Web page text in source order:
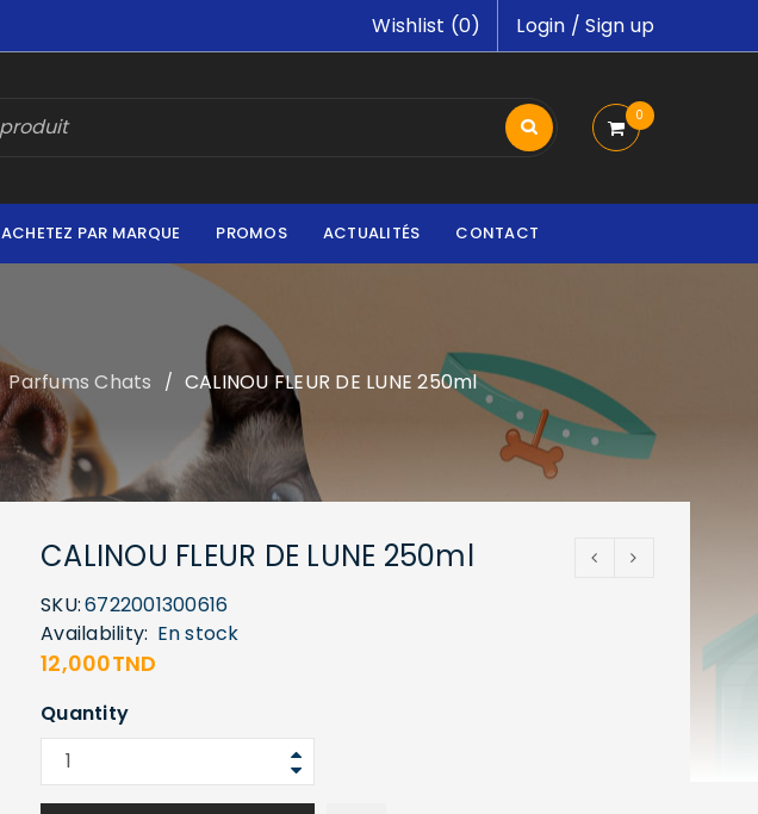
Login /Sign up
Wishlist (0)
0
ACHETEZ PAR MARQUE PROMOS ACTUALITÉS CONTACT
Parfums Chats / CALINOU FLEUR DE LUNE 250ml
CALINOU FLEUR DE LUNE 250ml
SKU:6722001300616
Availability: En stock
12,000TND
Quantity